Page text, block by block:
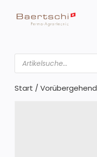
Inhalt
Products
search
Start / Vorübergehend